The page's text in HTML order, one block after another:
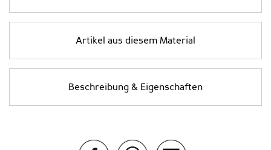
Artikel aus diesem Material
Beschreibung & Eigenschaften